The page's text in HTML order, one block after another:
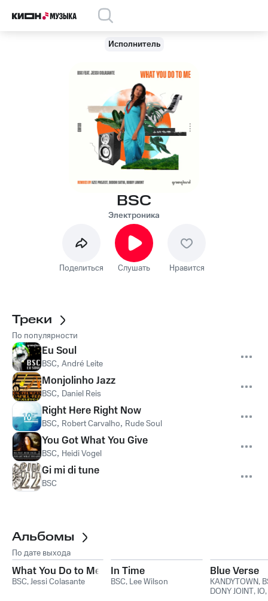
Исполнитель
BSC
Электроника
Поделиться Слушать Нравится
Треки
По популярности
Eu Soul
BSC, André Leite
Monjolinho Jazz
BSC, Daniel Reis
Right Here Right Now
BSC, Robert Carvalho, Rude Soul
You Got What You Give
BSC, Heidi Vogel
Gi mi di tune
BSC
Альбомы
По дате выхода
What You Do to Me
BSC,Jessi Colasante
In Time
BSC, Lee Wilson
Blue Verse
KANDYTOWN,
DONY JOINT, IO,